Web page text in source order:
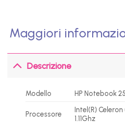
Maggiori
Descrizione
Modello HP Notebook
Processore
Intel(R) Celeron
1.11Ghz